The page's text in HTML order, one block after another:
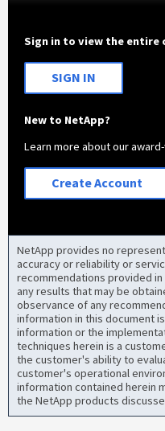
Sign in to view the
SIGN IN
New to NetApp?
Learn more about our
Create Account
NetApp provides no
accuracy or reliability or
recommendations provided
any results that may be
observance of any
information in this document
information or the
techniques herein is a
the customer's ability to
customer's operational
information contained herein
the NetApp products